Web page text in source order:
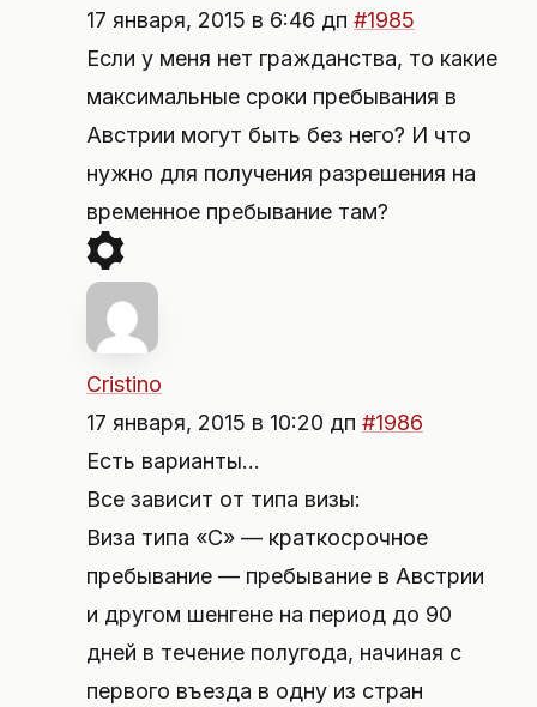
17 января, 2015 в 6:46 дп #1985
Если у меня нет гражданства, то какие
максимальные сроки пребывания в
Австрии могут быть без него? И что
нужно для получения разрешения на
временное пребывание там?
Cristino
17 января, 2015 в 10:20 дп #1986
Есть варианты…
Все зависит от типа визы:
Виза типа «С» — краткосрочное
пребывание — пребывание в Австрии
и другом шенгене на период до 90
дней в течение полугода, начиная с
первого въезда в одну из стран